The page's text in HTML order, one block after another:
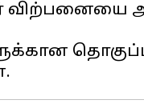
விற்பனையை
தொகுப்பு